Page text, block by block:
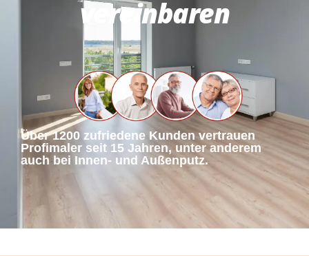
vereinbaren
Über 1200 zufriedene Kunden vertrauen
Profimaler seit 15 Jahren, unter anderem
auch bei Innen- und Außenputz.